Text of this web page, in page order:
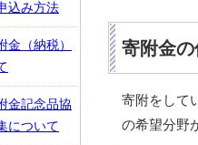
寄附金
寄附をして
の希望分野
込み方法
金（納税）
金記念品協
について